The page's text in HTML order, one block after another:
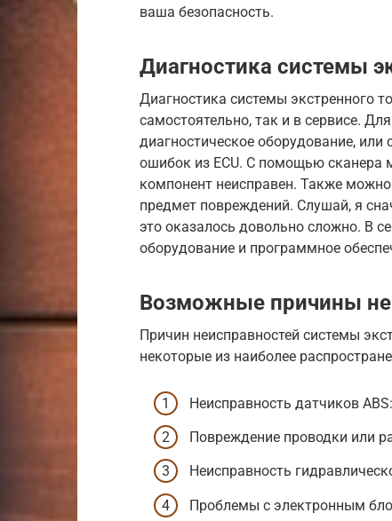
ваша безопасность.
Диагностика системы
Диагностика системы экстренного
самостоятельно, так и в сервисе.
диагностическое оборудование,
ошибок из ECU. С помощью сканера
компонент неисправен. Также
предмет повреждений. Слушай, я
это оказалось довольно сложно. В
оборудование и программное
Возможные причины
Причин неисправностей системы
некоторые из наиболее
Неисправность датчиков
Повреждение проводки или
Неисправность
Проблемы с электронным